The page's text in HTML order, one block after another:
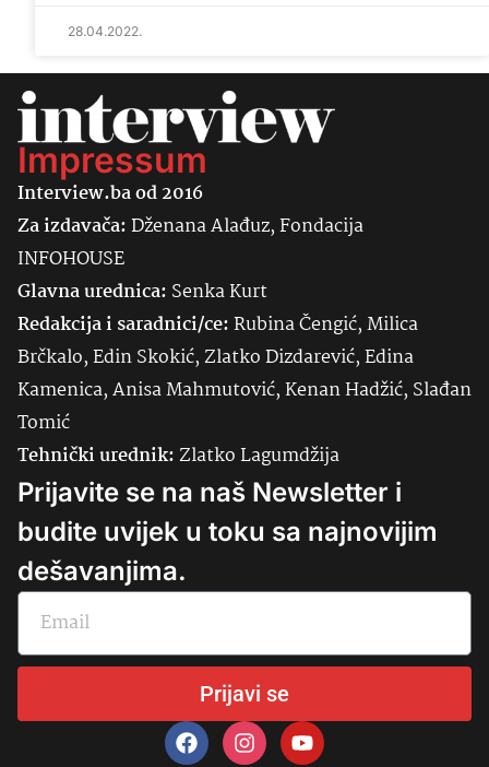
28.04.2022.
Impressum
Interview.ba od 2016
Za izdavača:Dženana Alađuz, Fondacija
INFOHOUSE
Glavna urednica: SenkaKurt
Redakcija i saradnici/ce:Rubina Čengić, Milica
Brčkalo, Edin Skokić, Zlatko Dizdarević, Edina
Kamenica, Anisa Mahmutović, Kenan Hadžić, Slađan
Tomić
Tehnički urednik:Zlatko Lagumdžija
Prijavite se na naš Newsletter i
budite uvijek u toku sa najnovijim
dešavanjima.
Prijavi se